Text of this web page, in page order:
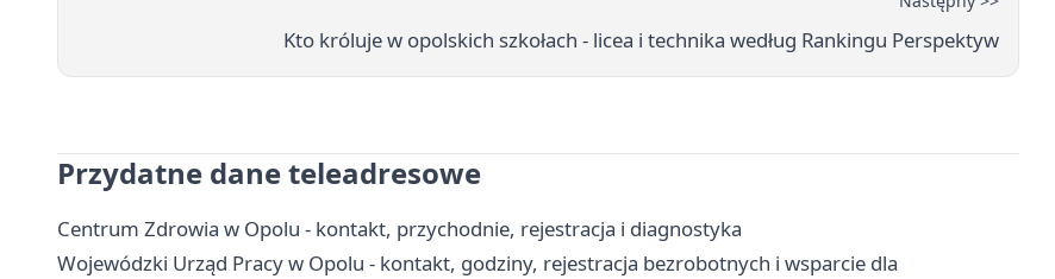
Kto króluje w opolskich szkołach - licea i technika według Rankingu Perspektyw
Przydatne dane teleadresowe
Centrum Zdrowia w Opolu - kontakt, przychodnie, rejestracja i diagnostyka
Wojewódzki Urząd Pracy w Opolu - kontakt, godziny, rejestracja bezrobotnych i wsparcie dla